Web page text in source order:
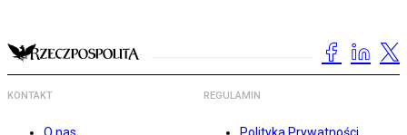
KONTAKT REGULAMIN